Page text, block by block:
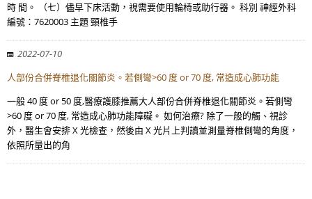
時 間。 （七）儘早下床活動，視需要使用輪椅或助行器。 科別 神經外科
編號：7620003 主題 頸椎手
2022-07-10
人部份合併脊椎退化關節炎。若側彎>60 度 or 70 度, 常造成心肺功能
一般 40 度 or 50 度,醫療護膝推薦大人部份合併脊椎退化關節炎。若側彎
>60 度 or 70 度, 常造成心肺功能障礙。 如何治療? 除了一般的觸、視診
外，醫生會安排 X 光檢查，然後由 X 光片上判讀並測量脊椎側彎的角度，
依照所量出的角